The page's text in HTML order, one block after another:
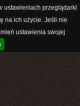
ustawieniach przeglądarki
na ich użycie. Jeśli nie
ustawienia swojej